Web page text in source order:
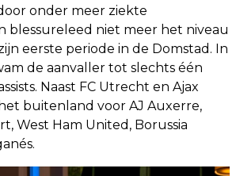
onder meer ziekte
blessureleed niet meer het niveau
eerste periode in de Domstad. In
de aanvaller tot slechts één
Naast FC Utrecht en Ajax
buitenland voor AJ Auxerre,
West Ham United, Borussia